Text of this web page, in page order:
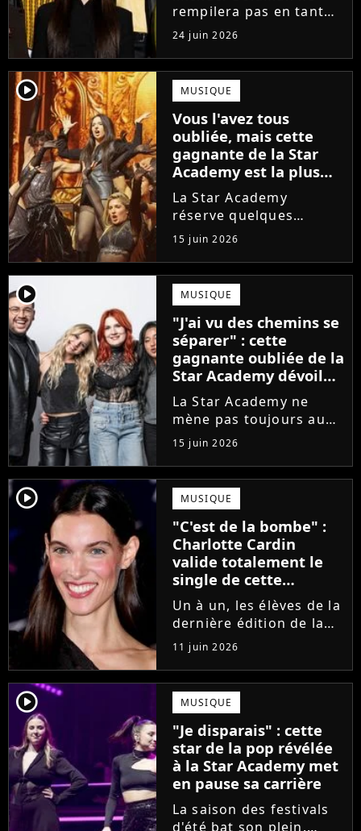
rempilera pas en tant
que directeur de la
prochaine saison de la
Star Academy. Mais qui
prendra sa place ? Alors
que son nom circule,
cet ancien gagnant de
l'émission...
24 juin 2026
player2 MUSIQUE
Vous l'avez tous
oubliée, mais cette
gagnante de la Star
Academy est la plus
écoutée de l'histoire
de l'émission !
La Star Academy
réserve quelques
surprises. Cette
gagnante totalement
oubliée de l'émission
est aujourd'hui plus
écoutée en streaming
que Jenifer et Nolwenn
Leroy !
15 juin 2026
player2 MUSIQUE
"J'ai vu des chemins se
séparer" : cette
gagnante oubliée de la
Star Academy dévoile
l'envers du décor du
métier
La Star Academy ne
mène pas toujours au
succès. Après l'échec de
son premier album,
Anisha Jo, gagnante de
la Star Academy 2022, a
vu beaucoup de portes
se fermer. Sur
Instagram, elle...
15 juin 2026
player2 MUSIQUE
"C'est de la bombe" :
Charlotte Cardin
valide totalement le
single de cette
ancienne élève de la
Star Academy
Un à un, les élèves de la
dernière édition de la
Star Academy se font
une place dans le nid.
Dans le sillage d'Ambre,
c'est au tour de Lily
Campa de présenter
son univers à travers...
11 juin 2026
player2 MUSIQUE
"Je disparais" : cette
star de la pop révélée
à la Star Academy met
en pause sa carrière
La saison des festivals
d'été bat son plein.